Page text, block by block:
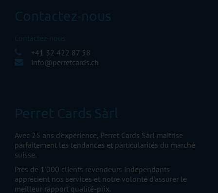
Contactez-nous
Contactez-nous
+41 32 422 87 58
info@perretcards.ch
Perret Cards Sàrl
Avec 25 ans d'expérience, Perret Cards Sàrl maîtrise
parfaitement les tendances et particularités du marché
suisse.
Près de 1'000 clients revendeurs indépendants
apprécient nos services et notre volonté d'assurer le
meilleur rapport qualité-prix.